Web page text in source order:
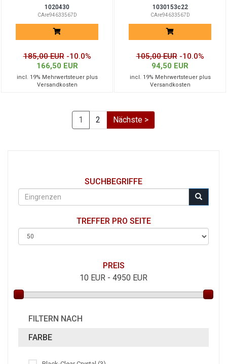
1020430
CAre94633567D
185,00 EUR -10.0%
166,50 EUR
incl. 19% Mehrwertsteuer plus
Versandkosten
1030153c22
CAre94633567D
105,00 EUR -10.0%
94,50 EUR
incl. 19% Mehrwertsteuer plus
Versandkosten
1 2 Nächste >
SUCHBEGRIFFE
TREFFER PRO SEITE
PREIS
10 EUR - 4950 EUR
FILTERN NACH
FARBE